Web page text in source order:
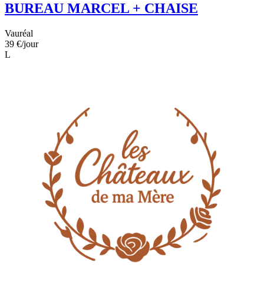
BUREAU MARCEL + CHAISE
Vauréal
39 €/jour
L